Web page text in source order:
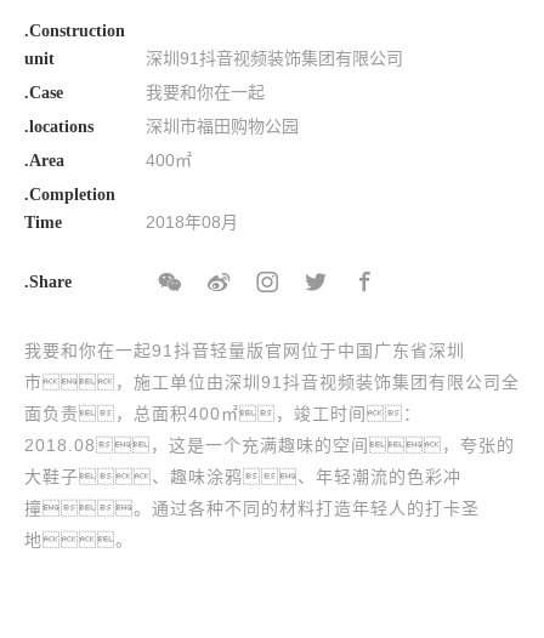
.Construction
unit
深圳91抖音视频装饰集团有限公司
.Case 我要和你在一起
.locations 深圳市福田购物公园
.Area 400㎡
.Completion
Time
2018年08月
.Share
我要和你在一起91抖音轻量版官网位于中国广东省深圳
市，施工单位由深圳91抖音视频装饰集团有限公司全
面负责，总面积400㎡，竣工时间：
2018.08，这是一个充满趣味的空间，夸张的
大鞋子、趣味涂鸦、年轻潮流的色彩冲
撞。通过各种不同的材料打造年轻人的打卡圣
地。